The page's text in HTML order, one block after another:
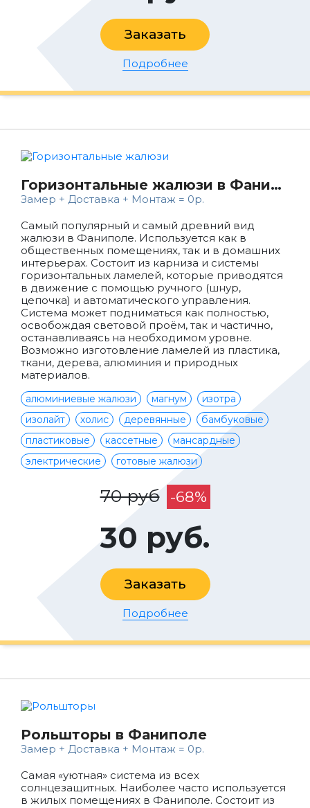
Заказать
Подробнее
Горизонтальные жалюзи в Фаниполе
Замер + Доставка + Монтаж = 0р.
Самый популярный и самый древний вид
жалюзи в Фаниполе. Используется как в
общественных помещениях, так и в домашних
интерьерах. Состоит из карниза и системы
горизонтальных ламелей, которые приводятся
в движение с помощью ручного (шнур,
цепочка) и автоматического управления.
Система может подниматься как полностью,
освобождая световой проём, так и частично,
останавливаясь на необходимом уровне.
Возможно изготовление ламелей из пластика,
ткани, дерева, алюминия и природных
материалов.
алюминиевые жалюзи магнум
изотра
изолайт
холис деревянные
бамбуковые
пластиковые
кассетные
мансардные
электрические
готовые жалюзи
70 руб -68%
30 руб.
Заказать
Подробнее
Рольшторы в Фаниполе
Замер + Доставка + Монтаж = 0р.
Самая «уютная» система из всех
солнцезащитных. Наиболее часто используется
в жилых помещениях в Фаниполе. Состоит из